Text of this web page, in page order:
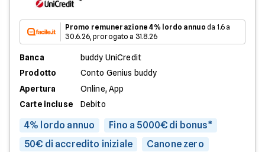
Promo remunerazione 4% lordo annuo da 1.6 a
30.6.26, prorogato a 31.8.26
Banca
buddy UniCredit
Prodotto
Conto Genius buddy
Apertura
Online, App
Carte incluse
Debito
4% lordo annuo
Fino a 5000€ di bonus*
50€ di accredito iniziale
Canone zero